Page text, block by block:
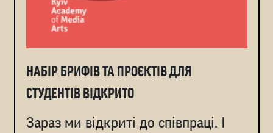
НАБІР БРИФІВ ТА ПРОЄКТІВ ДЛЯ
СТУДЕНТІВ ВІДКРИТО
Зараз ми відкриті до співпраці. І